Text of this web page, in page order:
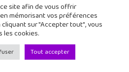
site afin de vous offrir
mémorisant vos préférences
sur "Accepter tout", vous
les cookies.
Tout accepter